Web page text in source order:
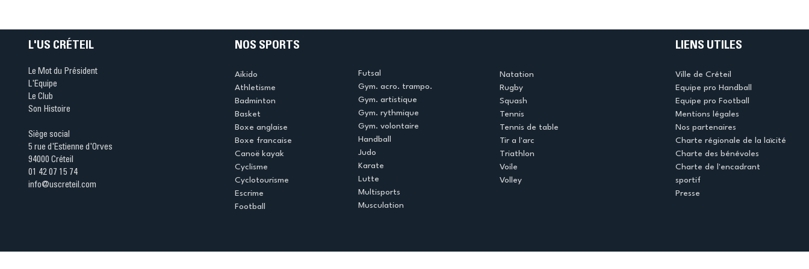
L'US CRÉTEIL
Le Mot du Président
L'Equipe
Le Club
Son Histoire
Siège social
5 rue d'Estienne d'Orves
94000 Créteil
01 42 07 15 74
info@uscreteil.com
NOS SPORTS
Aikido
Athletisme
Badminton
Basket
Boxe anglaise
Boxe francaise
Canoë kayak
Cyclisme
Cyclotourisme
Escrime
Football
Futsal
Gym. acro. trampo.
Gym. artistique
Gym. rythmique
Gym. volontaire
Handball
Judo
Karate
Lutte
Multisports
Musculation
Natation
Rugby
Squash
Tennis
Tennis de table
Tir a l'arc
Triathlon
Voile
Volley
LIENS UTILES
Ville de Créteil
Equipe pro Handball
Equipe pro Football
Mentions légales
Nos partenaires
Charte régionale de la laïcité
Charte des bénévoles
Charte de l'encadrant
sportif
Presse